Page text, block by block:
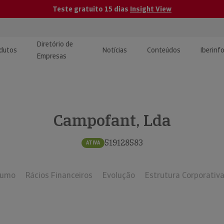
Teste gratuito 15 dias Insight View
e Monitorização de
Diretório de
Empresas
Notícias Conteúdos
| Estudos e
Campofant, Lda
ATIVA 519128583
Rácios Financeiros Evolução Estrutura Corporativa